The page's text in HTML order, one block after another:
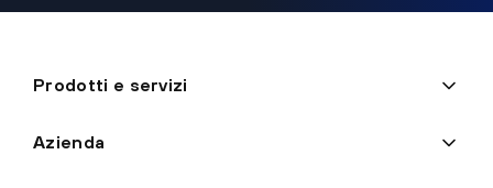
Prodotti e servizi
Azienda